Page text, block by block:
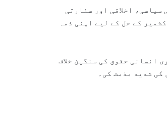
اخلاقی اور سفارتی
کے حل کے لیے اپنی ذمہ
انسانی حقوق کی سنگین خلاف
شدید مذمت کی۔